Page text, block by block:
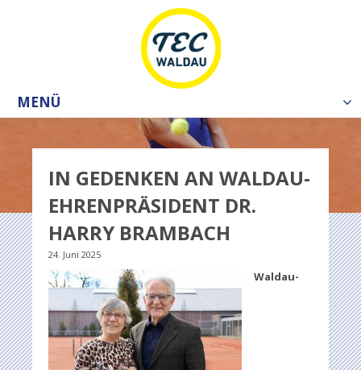
MENÜ
IN GEDENKEN AN WALDAU-
EHRENPRÄSIDENT DR.
HARRY BRAMBACH
24. Juni 2025
Waldau-